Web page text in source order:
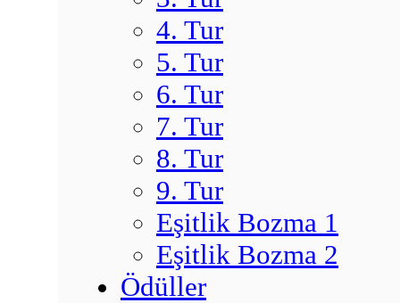
4. Tur
5. Tur
6. Tur
7. Tur
8. Tur
9. Tur
Eşitlik Bozma 1
Eşitlik Bozma 2
Ödüller